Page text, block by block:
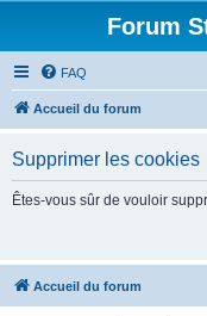
Forum
FAQ
Accueil du forum
Supprimer les cookies
Êtes-vous sûr de vouloir
Accueil du forum